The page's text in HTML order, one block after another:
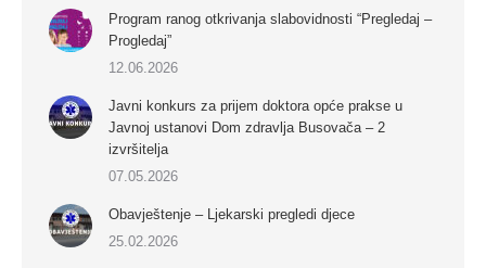
Program ranog otkrivanja slabovidnosti “Pregledaj –
Progledaj”
12.06.2026
Javni konkurs za prijem doktora opće prakse u
Javnoj ustanovi Dom zdravlja Busovača – 2
izvršitelja
07.05.2026
Obavještenje – Ljekarski pregledi djece
25.02.2026